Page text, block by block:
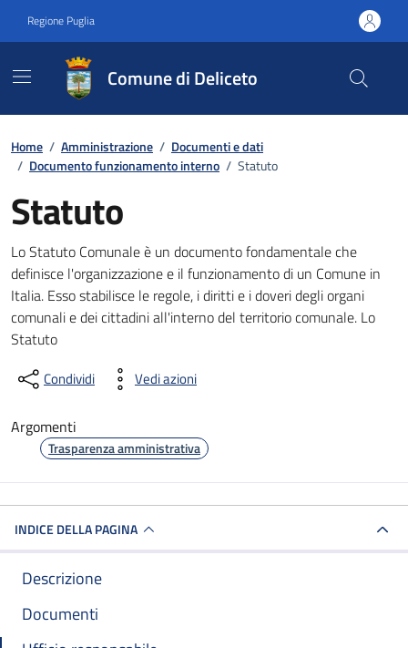
Regione Puglia
Comune di Deliceto
Home / Amministrazione / Documenti e dati
/ Documento funzionamento interno / Statuto
Statuto
Dettagli del documento
Lo Statuto Comunale è un documento fondamentale che
definisce l'organizzazione e il funzionamento di un Comune in
Italia. Esso stabilisce le regole, i diritti e i doveri degli organi
comunali e dei cittadini all'interno del territorio comunale. Lo
Statuto
Condividi Vedi azioni
Argomenti
Trasparenza amministrativa
INDICE DELLA PAGINA
Descrizione
Documenti